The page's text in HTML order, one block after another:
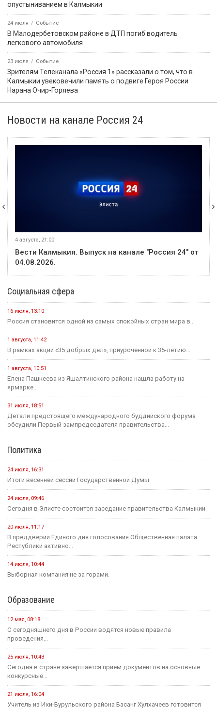
опустыниванием в Калмыкии
24 июля Событие
В Малодербетовском районе в ДТП погиб водитель
легкового автомобиля
23 июля Событие
Зрителям Телеканала «Россия 1» рассказали о том, что в
Калмыкии увековечили память о подвиге Героя России
Нарана Очир-Горяева
Новости на канале Россия 24
4 августа, 21:00
Вести Калмыкия. Выпуск на канале "Россия 24" от
04.08.2026.
Социальная сфера
16 июля, 13:10
Россия становится одной из самых спокойных стран мира в...
1 августа, 11:42
В рамках акции «35 добрых дел», приуроченной к 35-летию...
1 августа, 10:51
Елена Пашкеева из Яшалтинского района нашла работу на
ярмарке...
31 июля, 18:51
Детали предстоящего международного буддийского форума
обсудили Первый зампредседателя правительства...
Политика
24 июля, 16:31
Итоги весенней сессии Государственной Думы
24 июля, 09:46
Сегодня в Элисте состоится заседание правительства Калмыкии.
20 июля, 11:17
В преддверии Единого дня голосования Общественная палата
Республики активно...
14 июля, 10:44
Выборная компания не за горами.
Образование
12 мая, 08:18
С сегодняшнего дня в России водятся новые правила
проведения...
25 июля, 10:43
Сегодня в стране завершается прием документов на основные
конкурсные...
21 июля, 16:04
Учитель из Ики-Бурульского района Басанг Хулхачеев готовится